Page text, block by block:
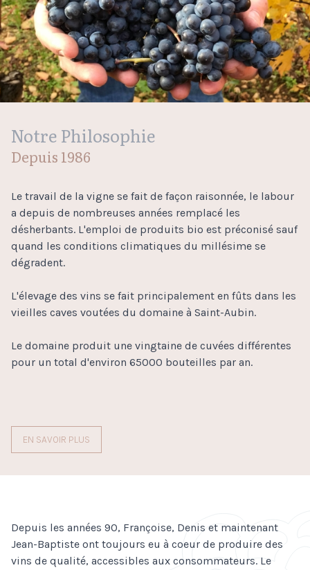
Notre Philosophie
Depuis 1986
Le travail de la vigne se fait de façon raisonnée, le labour
a depuis de nombreuses années remplacé les
désherbants. L'emploi de produits bio est préconisé sauf
quand les conditions climatiques du millésime se
dégradent.
L'élevage des vins se fait principalement en fûts dans les
vieilles caves voutées du domaine à Saint-Aubin.
Le domaine produit une vingtaine de cuvées différentes
pour un total d'environ 65000 bouteilles par an.
EN SAVOIR PLUS
Depuis les années 90, Françoise, Denis et maintenant
Jean-Baptiste ont toujours eu à coeur de produire des
vins de qualité, accessibles aux consommateurs. Le